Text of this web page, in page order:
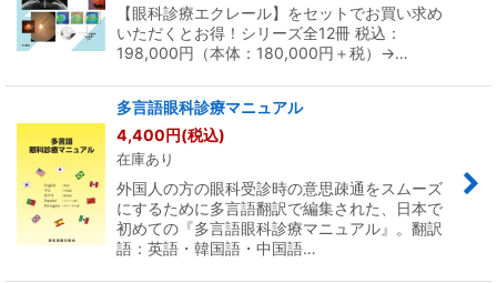
【眼科診療エクレール】をセットでお買い求め
いただくとお得！シリーズ全12冊 税込：
198,000円（本体：180,000円＋税）→…
多言語眼科診療マニュアル
4,400円(税込)
在庫あり
外国人の方の眼科受診時の意思疎通をスムーズ
にするために多言語翻訳で編集された、日本で
初めての『多言語眼科診療マニュアル』。翻訳
語：英語・韓国語・中国語…